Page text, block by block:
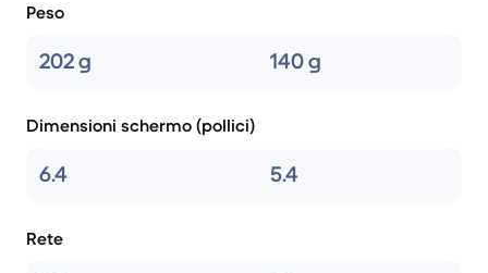
Peso
202 g 140 g
Dimensioni schermo (pollici)
6.4 5.4
Rete